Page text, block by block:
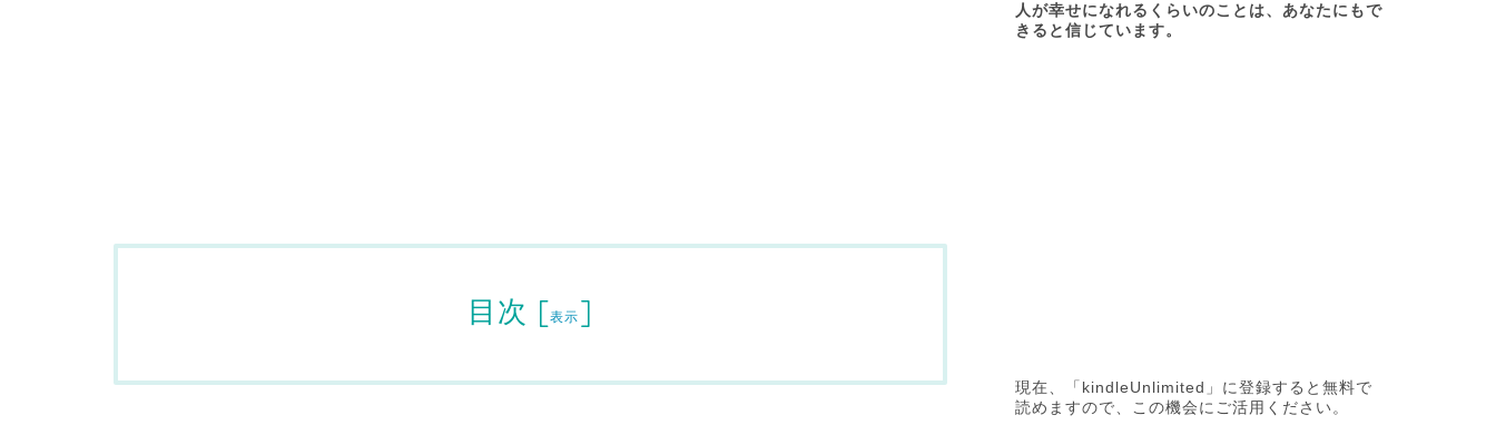
目次 [表示 ]
人が幸せになれるくらいのことは、あなたにもで
きると信じています。
現在、「kindleUnlimited」に登録すると無料で
読めますので、この機会にご活用ください。